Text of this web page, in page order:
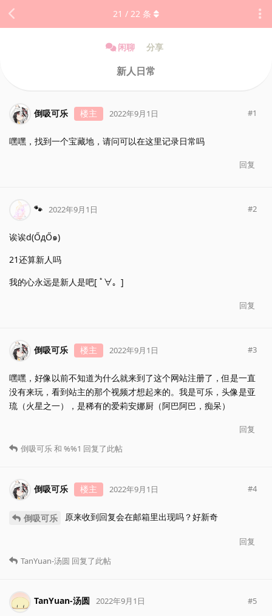
闲聊 分享
新人日常
21 / 22 条
倒吸可乐 楼主 2022年9月1日 #1
嘿嘿，找到一个宝藏地，请问可以在这里记录日常吗
回复
🐾 2022年9月1日 #2
诶诶d(ŐдŐ๑)
21还算新人吗
我的心永远是新人是吧[ ﾟ∀。]
回复
倒吸可乐 楼主 2022年9月1日 #3
嘿嘿，好像以前不知道为什么就来到了这个网站注册了，但是一直
没有来玩，看到站主的那个视频才想起来的。我是可乐，头像是亚
琉（火星之一），是稀有的爱莉安娜厨（阿巴阿巴，痴呆）
回复
倒吸可乐和 %%1 回复了此帖
倒吸可乐 楼主 2022年9月1日 #4
倒吸可乐 原来收到回复会在邮箱里出现吗？好新奇
回复
TanYuan-汤圆 回复了此帖
TanYuan-汤圆 2022年9月1日 #5